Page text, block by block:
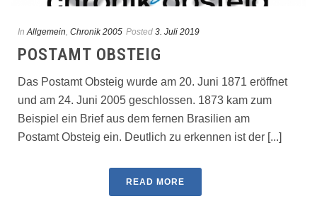
In Allgemein, Chronik 2005 Posted 3. Juli 2019
POSTAMT OBSTEIG
Das Postamt Obsteig wurde am 20. Juni 1871 eröffnet
und am 24. Juni 2005 geschlossen. 1873 kam zum
Beispiel ein Brief aus dem fernen Brasilien am
Postamt Obsteig ein. Deutlich zu erkennen ist der [...]
READ MORE